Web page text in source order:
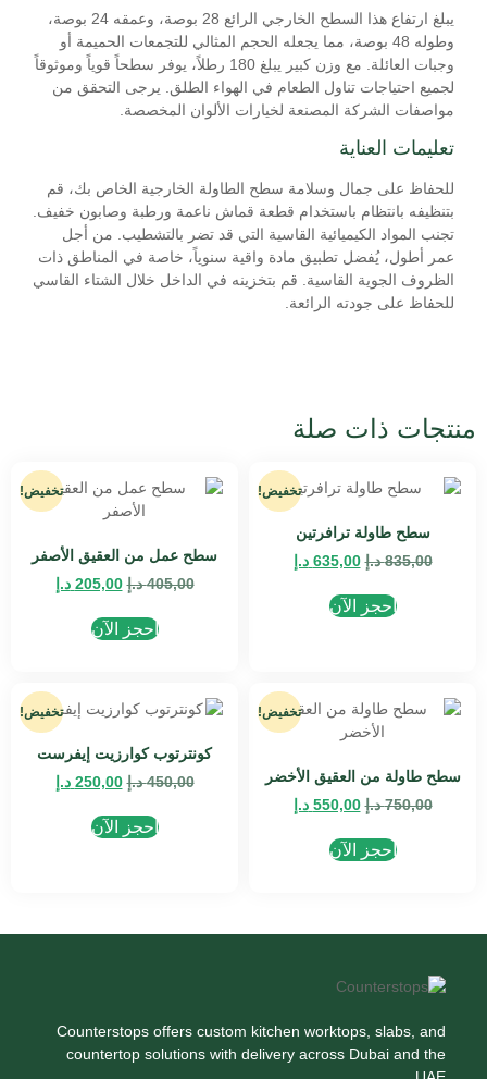
يبلغ ارتفاع هذا السطح الخارجي الرائع 28 بوصة، وعمقه 24 بوصة،
وطوله 48 بوصة، مما يجعله الحجم المثالي للتجمعات الحميمة أو
وجبات العائلة. مع وزن كبير يبلغ 180 رطلاً، يوفر سطحاً قوياً وموثوقاً
لجميع احتياجات تناول الطعام في الهواء الطلق. يرجى التحقق من
مواصفات الشركة المصنعة لخيارات الألوان المخصصة.
تعليمات العناية
للحفاظ على جمال وسلامة سطح الطاولة الخارجية الخاص بك، قم
بتنظيفه بانتظام باستخدام قطعة قماش ناعمة ورطبة وصابون خفيف.
تجنب المواد الكيميائية القاسية التي قد تضر بالتشطيب. من أجل
عمر أطول، يُفضل تطبيق مادة واقية سنوياً، خاصة في المناطق ذات
الظروف الجوية القاسية. قم بتخزينه في الداخل خلال الشتاء القاسي
للحفاظ على جودته الرائعة.
منتجات ذات صلة
تخفيض!
سطح طاولة ترافرتين
835,00 د.إ 635,00 د.إ
احجز الآن
تخفيض!
سطح عمل من العقيق الأصفر
405,00 د.إ 205,00 د.إ
احجز الآن
تخفيض!
سطح طاولة من العقيق الأخضر
750,00 د.إ 550,00 د.إ
احجز الآن
تخفيض!
كونترتوب كوارزيت إيفرست
450,00 د.إ 250,00 د.إ
احجز الآن
Counterstops offers custom kitchen worktops, slabs, and
countertop solutions with delivery across Dubai and the